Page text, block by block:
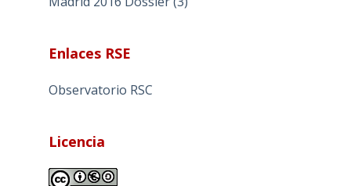
Enlaces RSE
Observatorio RSC
Licencia